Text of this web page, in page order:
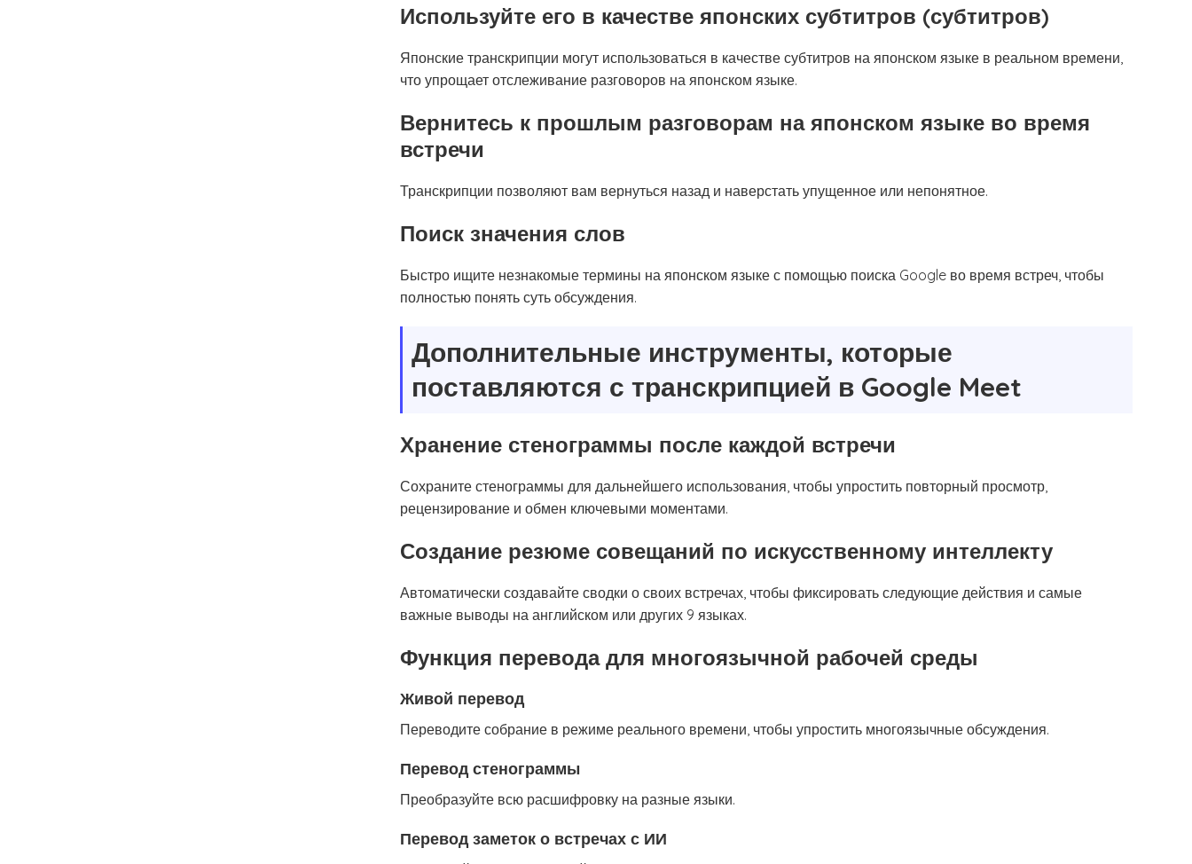
Используйте его в качестве японских субтитров (субтитров)
Японские транскрипции могут использоваться в качестве субтитров на японском языке в реальном времени,
что упрощает отслеживание разговоров на японском языке.
Вернитесь к прошлым разговорам на японском языке во время
встречи
Транскрипции позволяют вам вернуться назад и наверстать упущенное или непонятное.
Поиск значения слов
Быстро ищите незнакомые термины на японском языке с помощью поиска Google во время встреч, чтобы
полностью понять суть обсуждения.
Дополнительные инструменты, которые
поставляются с транскрипцией в Google Meet
Хранение стенограммы после каждой встречи
Сохраните стенограммы для дальнейшего использования, чтобы упростить повторный просмотр,
рецензирование и обмен ключевыми моментами.
Создание резюме совещаний по искусственному интеллекту
Автоматически создавайте сводки о своих встречах, чтобы фиксировать следующие действия и самые
важные выводы на английском или других 9 языках.
Функция перевода для многоязычной рабочей среды
Живой перевод
Переводите собрание в режиме реального времени, чтобы упростить многоязычные обсуждения.
Перевод стенограммы
Преобразуйте всю расшифровку на разные языки.
Перевод заметок о встречах с ИИ